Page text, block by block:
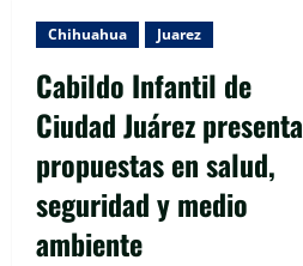
Chihuahua Juarez
Cabildo Infantil de
Ciudad Juárez presenta
propuestas en salud,
seguridad y medio
ambiente